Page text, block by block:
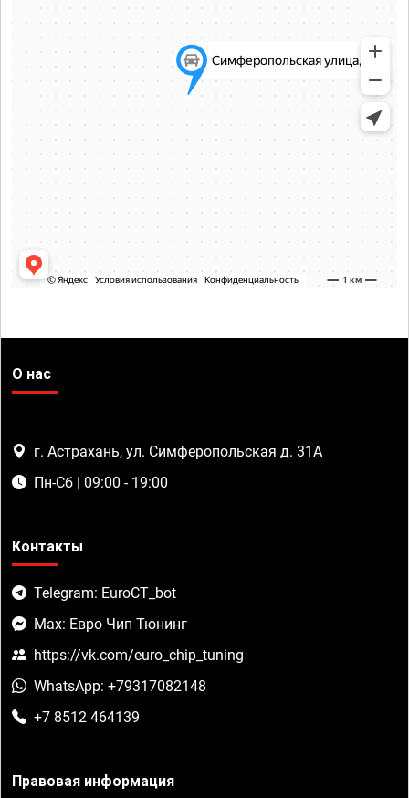
О нас
г. Астрахань, ул. Симферопольская д. 31А
Пн-Сб | 09:00 - 19:00
Контакты
Telegram: EuroCT_bot
Max: Евро Чип Тюнинг
https://vk.com/euro_chip_tuning
WhatsApp: +79317082148
+7 8512 464139
Правовая информация